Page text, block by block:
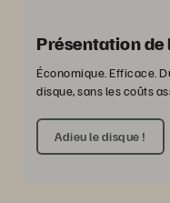
Présentation
Économique. Efficace.
disque, sans les coûts
Adieu le disque !